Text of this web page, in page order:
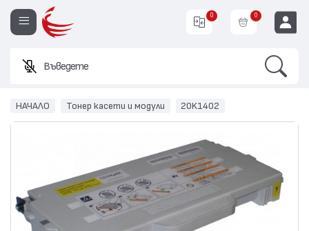
Въведете име и
0 0
НАЧАЛО Тонер касети и модули 20K1402